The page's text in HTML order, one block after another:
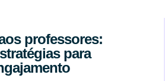
professores:
para